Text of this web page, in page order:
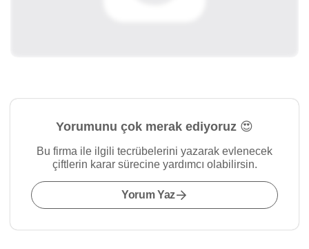
Yorumunu çok merak ediyoruz 😍
Bu firma ile ilgili tecrübelerini yazarak evlenecek
çiftlerin karar sürecine yardımcı olabilirsin.
Yorum Yaz